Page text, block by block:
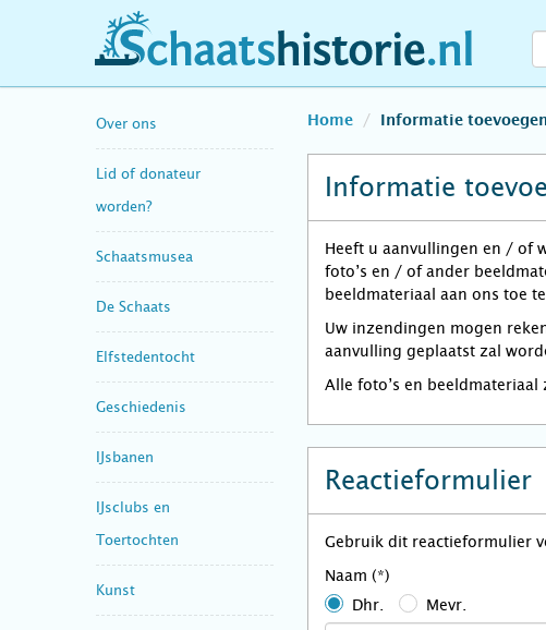
schaatshistorie.nl
Over ons
Lid of donateur
worden?
Schaatsmusea
De Schaats
Elfstedentocht
Geschiedenis
IJsbanen
IJsclubs en
Toertochten
Kunst
Home Informatie toevoegen
Informatie
Heeft u aanvullingen en / of
foto’s en / of ander
beeldmateriaal aan ons toe
Uw inzendingen mogen
aanvulling geplaatst zal
Alle foto’s en
Reactieformulier
Gebruik dit reactieformulier
Naam (*)
Dhr.
Mevr.